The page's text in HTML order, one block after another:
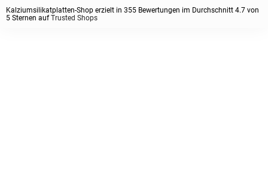
Kalziumsilikatplatten-Shop erzielt in 355 Bewertungen im Durchschnitt 4.7 von
5 Sternen aufTrusted Shops